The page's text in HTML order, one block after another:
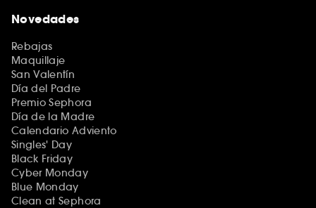
Novedades
Rebajas
Maquillaje
San Valentín
Día del Padre
Premio Sephora
Día de la Madre
Calendario Adviento
Singles' Day
Black Friday
Cyber Monday
Blue Monday
Clean at Sephora